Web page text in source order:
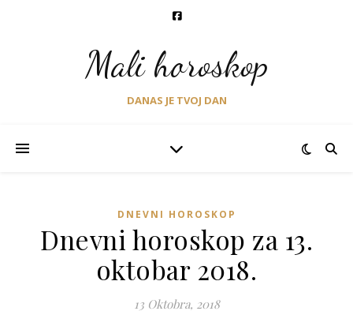
Mali horoskop
DANAS JE TVOJ DAN
DNEVNI HOROSKOP
Dnevni horoskop za 13.
oktobar 2018.
13 Oktobra, 2018